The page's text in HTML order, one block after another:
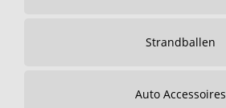
Strandballen
Auto Accessoires